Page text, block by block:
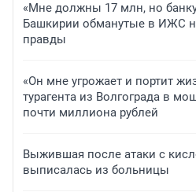
«Мне должны 17 млн, но
Башкирии обманутые в ИЖС
правды
«Он мне угрожает и портит
турагента из Волгограда в
почти миллиона рублей
Выжившая после атаки с
выписалась из больницы